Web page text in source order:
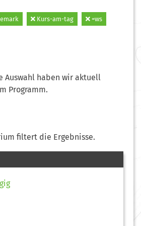
Kurs-am-tag =ws
Auswahl haben wir aktuell
Programm.
filtert die Ergebnisse.